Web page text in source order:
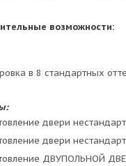
возможности:
в 8 стандартных
двери
двери
ДВУПОЛЬНОЙ